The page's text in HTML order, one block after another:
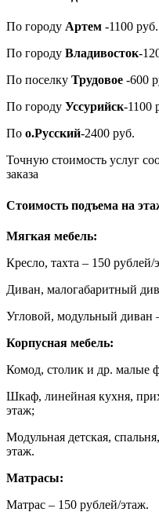
По городу Артем -1100 руб.
По городу Владивосток-
По поселку Трудовое -600
По городу Уссурийск-1100
По о.Русский-2400 руб.
Точную стоимость услуг
заказа
Стоимость подъема на
Мягкая мебель:
Кресло, тахта – 150 рублей/
Диван, малогабаритный
Угловой, модульный диван
Корпусная мебель:
Комод, столик и др. малые
Шкаф, линейная кухня,
этаж;
Модульная детская,
этаж.
Матрасы:
Матрас – 150 рублей/этаж.